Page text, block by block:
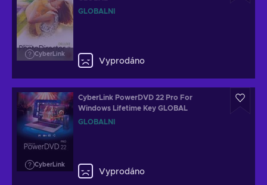
CyberLink
GLOBÁLNÍ
Vyprodáno
CyberLink
CyberLink PowerDVD 22 Pro For
Windows Lifetime Key GLOBAL
GLOBÁLNÍ
Vyprodáno